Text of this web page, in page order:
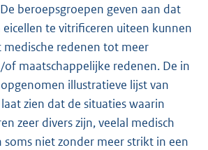
beroepsgroepen geven aan dat
te vitrificeren uiteen kunnen
redenen tot meer
maatschappelijke redenen. De in
illustratieve lijst van
zien dat de situaties waarin
zeer divers zijn, veelal medisch
soms niet zonder meer strikt in een